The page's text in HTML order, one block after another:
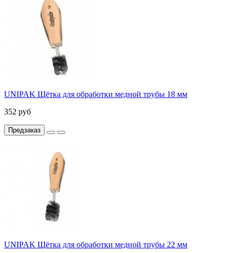
UNIPAK Щётка для обработки медной трубы 18 мм
352 руб
Предзаказ
UNIPAK Щётка для обработки медной трубы 22 мм